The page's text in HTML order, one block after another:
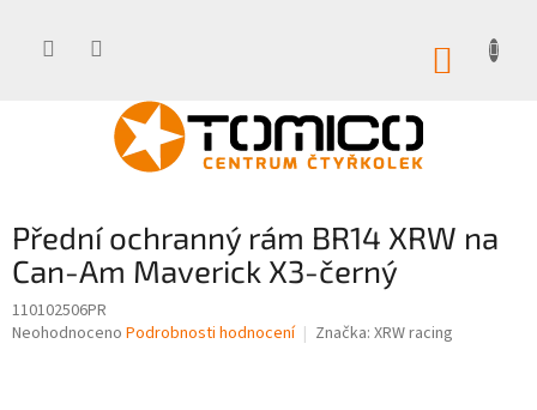
Přední ochranný rám BR14 XRW na
Can-Am Maverick X3-černý
110102506PR
Průměrné
Neohodnoceno Podrobnosti hodnocení Značka: XRW racing